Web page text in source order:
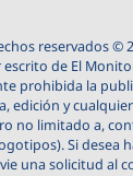
reservados ©
de El
prohibida la
edición y
no limitado a,
Si desea
una solicitud al